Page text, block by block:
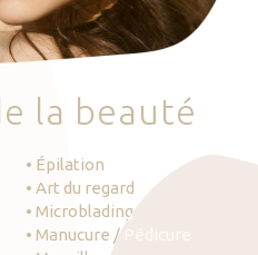
e la beauté
• Épilation
• Art du regard
• Microblading
• Manucure / Pédicure